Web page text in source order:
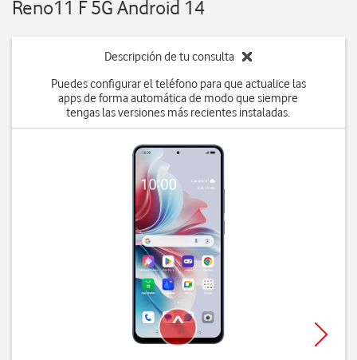
Reno11 F 5G Android 14
Descripción de tu consulta
Puedes configurar el teléfono para que actualice las
apps de forma automática de modo que siempre
tengas las versiones más recientes instaladas.